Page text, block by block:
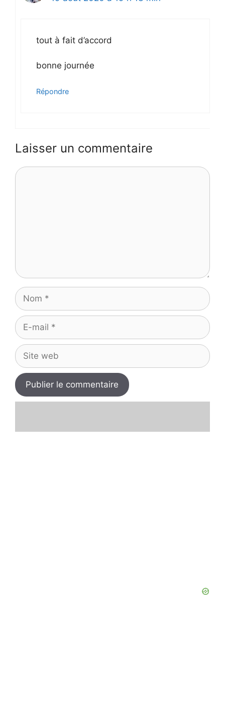
tout à fait d’accord
bonne journée
Répondre
Laisser un commentaire
Commentaire
Nom
E-
mail
Site
web